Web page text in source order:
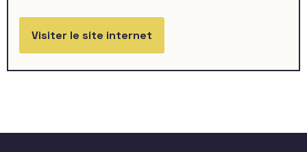
Visiter le site internet